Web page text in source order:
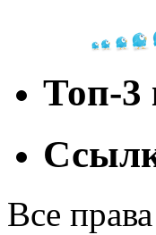
Топ-3
Все